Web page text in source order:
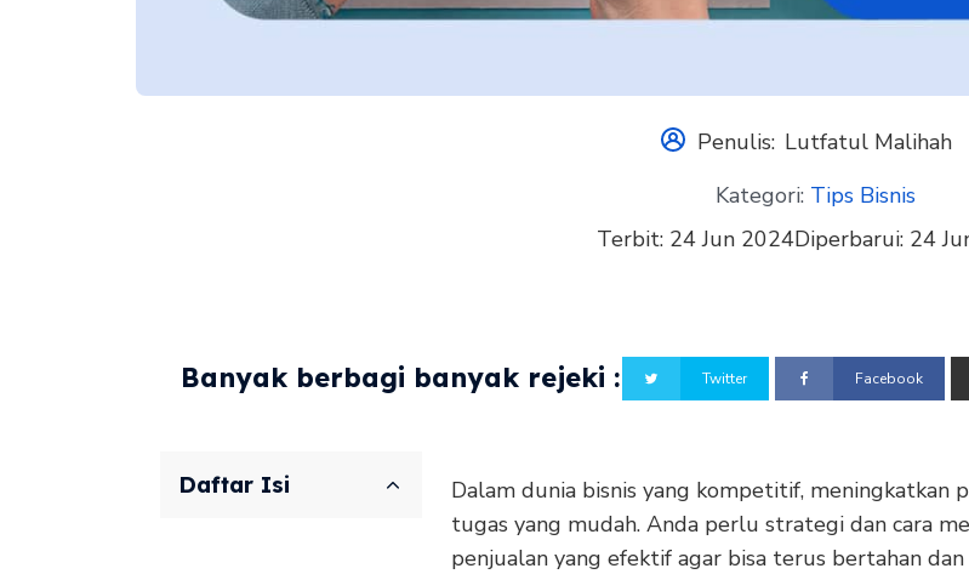
Penulis: Lutfatul Malihah
Kategori: Tips Bisnis
Terbit: 24 Jun 2024Diperbarui: 24
Banyak berbagi banyak rejeki : Twitter Facebook
Daftar Isi
Dalam dunia bisnis yang kompetitif, meningkatkan
tugas yang mudah. Anda perlu strategi dan cara
penjualan yang efektif agar bisa terus bertahan